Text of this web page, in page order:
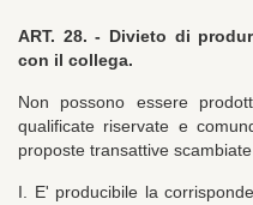
ART. 28. - Divieto di
con il collega.
Non possono essere
qualificate riservate e
proposte transattive
I. E' producibile la